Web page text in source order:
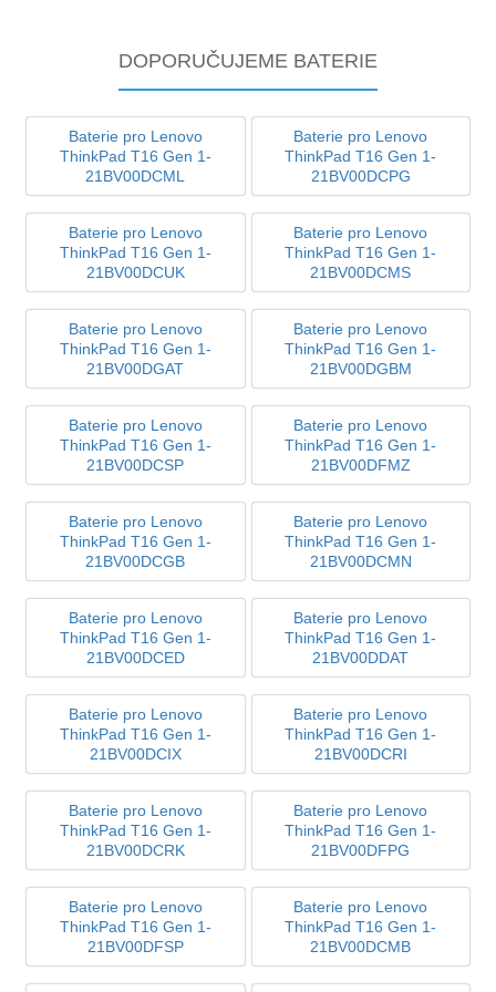
DOPORUČUJEME BATERIE
Baterie pro Lenovo
ThinkPad T16 Gen 1-
21BV00DCML
Baterie pro Lenovo
ThinkPad T16 Gen 1-
21BV00DCPG
Baterie pro Lenovo
ThinkPad T16 Gen 1-
21BV00DCUK
Baterie pro Lenovo
ThinkPad T16 Gen 1-
21BV00DCMS
Baterie pro Lenovo
ThinkPad T16 Gen 1-
21BV00DGAT
Baterie pro Lenovo
ThinkPad T16 Gen 1-
21BV00DGBM
Baterie pro Lenovo
ThinkPad T16 Gen 1-
21BV00DCSP
Baterie pro Lenovo
ThinkPad T16 Gen 1-
21BV00DFMZ
Baterie pro Lenovo
ThinkPad T16 Gen 1-
21BV00DCGB
Baterie pro Lenovo
ThinkPad T16 Gen 1-
21BV00DCMN
Baterie pro Lenovo
ThinkPad T16 Gen 1-
21BV00DCED
Baterie pro Lenovo
ThinkPad T16 Gen 1-
21BV00DDAT
Baterie pro Lenovo
ThinkPad T16 Gen 1-
21BV00DCIX
Baterie pro Lenovo
ThinkPad T16 Gen 1-
21BV00DCRI
Baterie pro Lenovo
ThinkPad T16 Gen 1-
21BV00DCRK
Baterie pro Lenovo
ThinkPad T16 Gen 1-
21BV00DFPG
Baterie pro Lenovo
ThinkPad T16 Gen 1-
21BV00DFSP
Baterie pro Lenovo
ThinkPad T16 Gen 1-
21BV00DCMB